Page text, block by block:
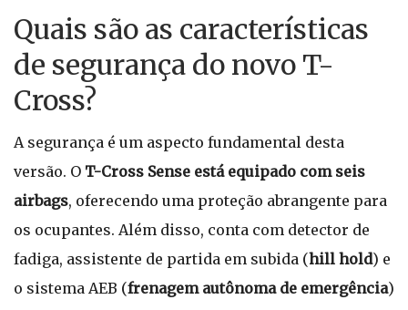
Quais são as características
de segurança do novo T-
Cross?
A segurança é um aspecto fundamental desta
versão. O T-Cross Sense está equipado com seis
airbags, oferecendo uma proteção abrangente para
os ocupantes. Além disso, conta com detector de
fadiga, assistente de partida em subida (hill hold) e
o sistema AEB (frenagem autônoma de emergência)